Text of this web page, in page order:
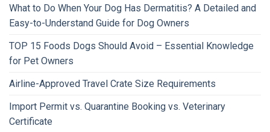
What to Do When Your Dog Has Dermatitis? A Detailed and
Easy-to-Understand Guide for Dog Owners
TOP 15 Foods Dogs Should Avoid – Essential Knowledge
for Pet Owners
Airline-Approved Travel Crate Size Requirements
Import Permit vs. Quarantine Booking vs. Veterinary
Certificate